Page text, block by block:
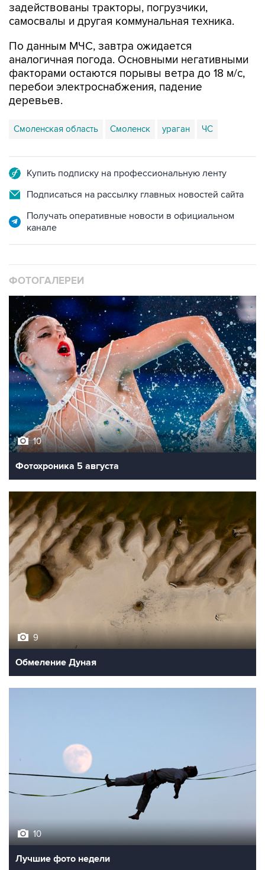
задействованы тракторы, погрузчики,
самосвалы и другая коммунальная техника.
По данным МЧС, завтра ожидается
аналогичная погода. Основными негативными
факторами остаются порывы ветра до 18 м/с,
перебои электроснабжения, падение
деревьев.
Смоленская область Смоленск ураган ЧС
Купить подписку на профессиональную ленту
Подписаться на рассылку главных новостей сайта
Получать оперативные новости в официальном
канале
ФОТОГАЛЕРЕИ
10
Фотохроника 5 августа
9
Обмеление Дуная
10
Лучшие фото недели